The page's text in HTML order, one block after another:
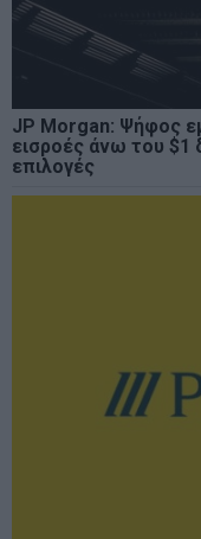
JP Morgan: Ψήφος
εισροές άνω του $1
επιλογές